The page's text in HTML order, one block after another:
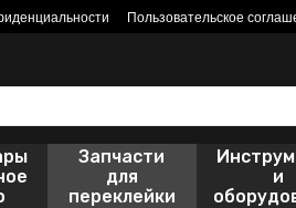
Пользовательское
Запчасти
для
переклейки
и